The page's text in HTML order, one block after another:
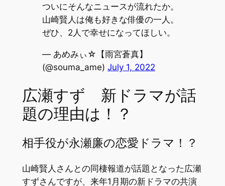
ついにそんなニュースが流れたか。
山崎賢人は俺も好きな俳優の一人。
ぜひ、2人で幸せになってほしい。
— あめみぃ☆【雨宮蒼真】
(@souma_ame) July 1, 2022
広瀬すず 新ドラマが話
題の理由は！？
相手役が永瀬廉の恋愛ドラマ！？
山崎賢人さんとの同棲報道が話題となった広瀬
すずさんですが、来年1月期の新ドラマの共演